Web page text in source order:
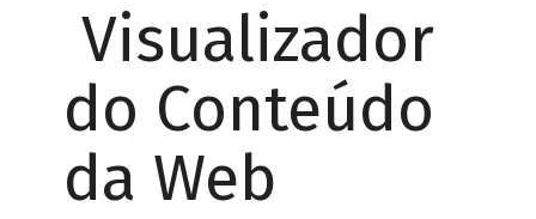
Visualizador
do Conteúdo
da Web